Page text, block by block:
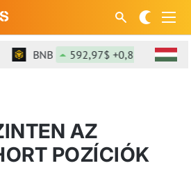
BNB 592,97$ +0,83% SOL
AZ
POZÍCIÓK